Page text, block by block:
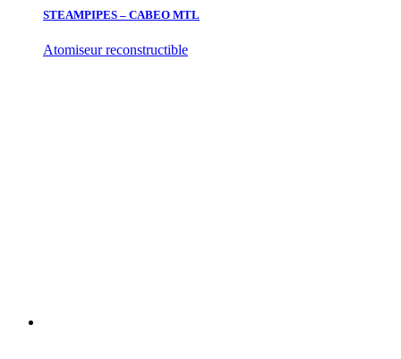
STEAMPIPES – CABEO MTL
Atomiseur reconstructible